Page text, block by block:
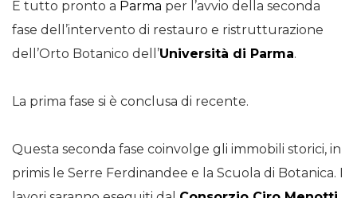
È tutto pronto a Parma per l’avvio della seconda
fase dell’intervento di restauro e ristrutturazione
dell’Orto Botanico dell’Università di Parma.
La prima fase si è conclusa di recente.
Questa seconda fase coinvolge gli immobili storici, in
primis le Serre Ferdinandee e la Scuola di Botanica. I